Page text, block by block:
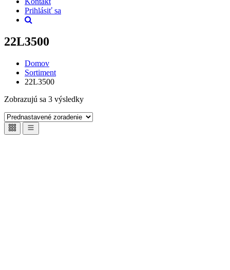
Prihlásiť sa
22L3500
Domov
Sortiment
22L3500
Zobrazujú sa 3 výsledky